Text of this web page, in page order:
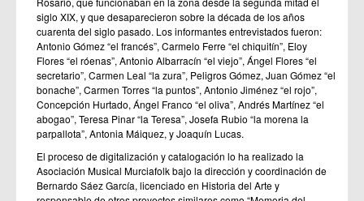
siglo XIX, y que desaparecieron sobre la década de los años
cuarenta del siglo pasado. Los informantes entrevistados fueron:
Antonio Gómez “el francés”, Carmelo Ferre “el chiquitín”, Eloy
Flores “el róenas”, Antonio Albarracín “el viejo”, Ángel Flores “el
secretario”, Carmen Leal “la zura”, Peligros Gómez, Juan Gómez “el
bonache”, Carmen Torres “la puntos”, Antonio Jiménez “el rojo”,
Concepción Hurtado, Ángel Franco “el oliva”, Andrés Martínez “el
abogao”, Teresa Pinar “la Teresa”, Josefa Rubio “la morena la
parpallota”, Antonia Máiquez, y Joaquín Lucas.
El proceso de digitalización y catalogación lo ha realizado la
Asociación Musical Murciafolk bajo la dirección y coordinación de
Bernardo Sáez García, licenciado en Historia del Arte y